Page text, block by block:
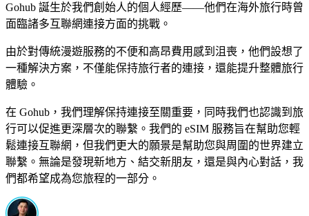
Gohub 誕生於我們創始人的個人經歷——他們在海外旅行時曾
面臨諸多互聯網連接方面的挑戰。
由於對傳統漫遊服務的不便和高昂費用感到沮喪，他們設想了
一種解決方案，不僅能保持旅行者的連接，還能提升整體旅行
體驗。
在 Gohub，我們理解保持連接至關重要，同時我們也認識到旅
行可以促進更深層次的聯繫。我們的 eSIM 服務旨在幫助您輕
鬆連接互聯網，但我們更大的願景是幫助您與周圍的世界建立
聯繫。無論是發現新地方、結交新朋友，還是與內心對話，我
們都希望成為您旅程的一部分。